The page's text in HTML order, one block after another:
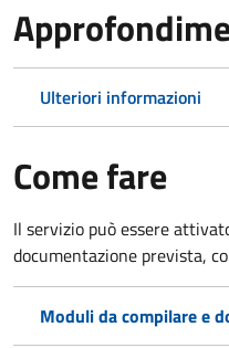
Ulteriori informazioni
Come fare
Il servizio può essere
documentazione prevista,
Moduli da compilare e